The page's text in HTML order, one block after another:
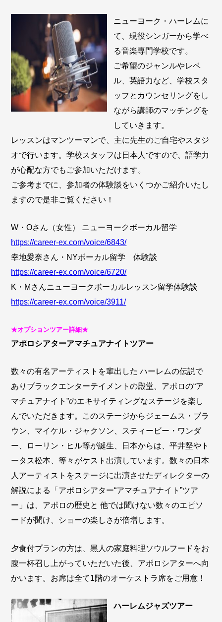
ニューヨーク・ハーレムに
て、現役シンガーから学べ
る音楽専門学校です。
ご希望のジャンルやレベ
ル、英語力など、学校スタ
ッフとカウンセリングをし
ながら講師のマッチングを
していきます。
レッスンはマンツーマンで、主に先生のご自宅やスタジ
オで行います。学校スタッフは日本人ですので、語学力
が心配な方でもご参加いただけます。
ご参考までに、参加者の体験談をいくつかご紹介いたし
ますので是非ご覧ください！
W・Oさん（女性） ニューヨークボーカル留学
https://career-ex.com/voice/6843/
幸地愛奈さん・NYボーカル留学 体験談
https://career-ex.com/voice/6720/
K・Mさんニューヨークボーカルレッスン留学体験談
https://career-ex.com/voice/3911/
★オプションツアー詳細★
アポロシアターアマチュアナイトツアー
数々の有名アーティストを輩出した ハーレムの伝説で
ありブラックエンターテイメントの殿堂、アポロの“ア
マチュアナイト”のエキサイティングなステージを楽し
んでいただきます。このステージからジェームス・ブラ
ウン、マイケル・ジャクソン、スティービー・ワンダ
ー、ローリン・ヒル等が誕生、日本からは、平井堅やト
ータス松本、等々がケスト出演しています。数々の日本
人アーティストをステージに出演させたディレクターの
解説による「アポロシアター“アマチュアナイト”ツア
ー」は、アポロの歴史と 他では聞けない数々のエピソ
ードが聞け、ショーの楽しさが倍増します。
夕食付プランの方は、黒人の家庭料理ソウルフードをお
腹一杯召し上がっていただいた後、アポロシアターへ向
かいます。お席は全て1階のオーケストラ席をご用意！
ハーレムジャズツアー